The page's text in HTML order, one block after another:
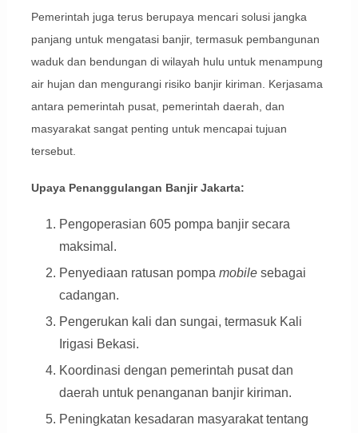
Pemerintah juga terus berupaya mencari solusi jangka
panjang untuk mengatasi banjir, termasuk pembangunan
waduk dan bendungan di wilayah hulu untuk menampung
air hujan dan mengurangi risiko banjir kiriman. Kerjasama
antara pemerintah pusat, pemerintah daerah, dan
masyarakat sangat penting untuk mencapai tujuan
tersebut.
Upaya Penanggulangan Banjir Jakarta:
Pengoperasian 605 pompa banjir secara
maksimal.
Penyediaan ratusan pompa mobilesebagai
cadangan.
Pengerukan kali dan sungai, termasuk Kali
Irigasi Bekasi.
Koordinasi dengan pemerintah pusat dan
daerah untuk penanganan banjir kiriman.
Peningkatan kesadaran masyarakat tentang